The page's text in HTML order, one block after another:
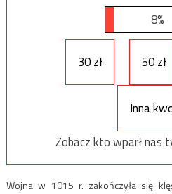
8%
30 zł 50 zł
Inna
Zobacz kto wparł nas
Wojna w 1015 r. zakończyła się